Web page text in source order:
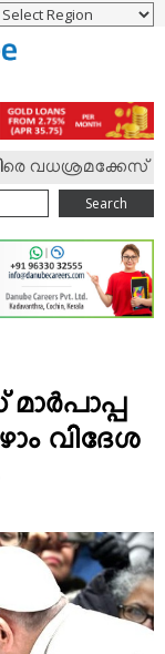
Search
വിദേശ